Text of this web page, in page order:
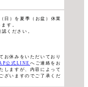
）を夏季（お盆）休業
す。
認ください。
お休みをいただいており
公式LINE へご連絡をお
しますが、内容によって
ざいますのでご了承くだ